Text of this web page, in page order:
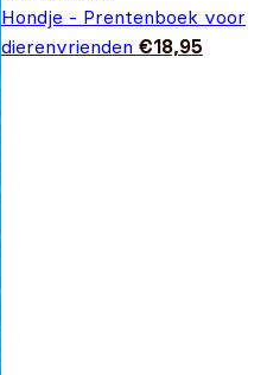
Hondje - Prentenboek voor
dierenvrienden €18,95